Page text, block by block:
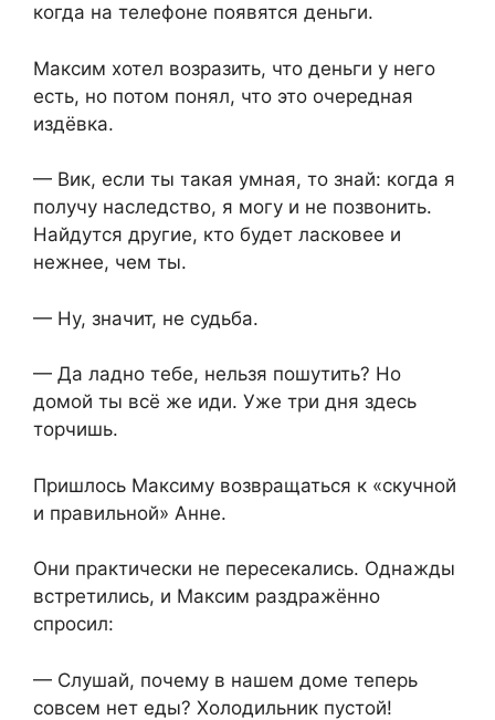
когда на телефоне появятся деньги.
Максим хотел возразить, что деньги у него
есть, но потом понял, что это очередная
издёвка.
— Вик, если ты такая умная, то знай: когда я
получу наследство, я могу и не позвонить.
Найдутся другие, кто будет ласковее и
нежнее, чем ты.
— Ну, значит, не судьба.
— Да ладно тебе, нельзя пошутить? Но
домой ты всё же иди. Уже три дня здесь
торчишь.
Пришлось Максиму возвращаться к «скучной
и правильной» Анне.
Они практически не пересекались. Однажды
встретились, и Максим раздражённо
спросил:
— Слушай, почему в нашем доме теперь
совсем нет еды? Холодильник пустой!